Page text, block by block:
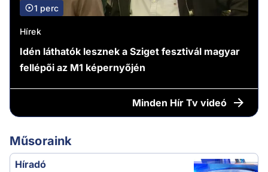
1 perc
Hírek
Idén láthatók lesznek a Sziget fesztivál magyar
fellépői az M1 képernyőjén
Minden Hír Tv videó
Műsoraink
Híradó